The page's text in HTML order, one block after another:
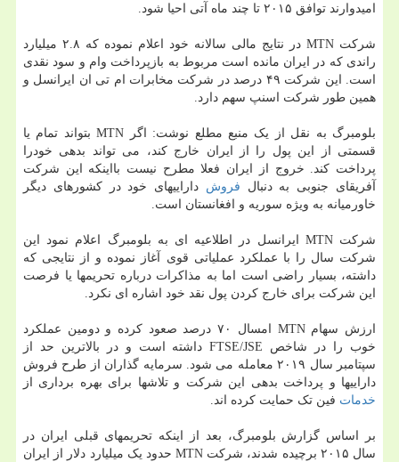
امیدوارند توافق ۲۰۱۵ تا چند ماه آتی احیا شود.
شرکت MTN در نتایج مالی سالانه خود اعلام نموده که ۲.۸ میلیارد
راندی که در ایران مانده است مربوط به بازپرداخت وام و سود نقدی
است. این شرکت ۴۹ درصد در شرکت مخابرات ام تی ان ایرانسل و
همین طور شرکت اسنپ سهم دارد.
بلومبرگ به نقل از یک منبع مطلع نوشت: اگر MTN بتواند تمام یا
قسمتی از این پول را از ایران خارج کند، می تواند بدهی خودرا
پرداخت کند. خروج از ایران فعلا مطرح نیست بااینکه این شرکت
آفریقای جنوبی به دنبال فروش داراییهای خود در کشورهای دیگر
خاورمیانه به ویژه سوریه و افغانستان است.
شرکت MTN ایرانسل در اطلاعیه ای به بلومبرگ اعلام نمود این
شرکت سال را با عملکرد عملیاتی قوی آغاز نموده و از نتایجی که
داشته، بسیار راضی است اما به مذاکرات درباره تحریمها یا فرصت
این شرکت برای خارج کردن پول نقد خود اشاره ای نکرد.
ارزش سهام MTN امسال ۷۰ درصد صعود کرده و دومین عملکرد
خوب را در شاخص FTSE/JSE داشته است و در بالاترین حد از
سپتامبر سال ۲۰۱۹ معامله می شود. سرمایه گذاران از طرح فروش
داراییها و پرداخت بدهی این شرکت و تلاشها برای بهره برداری از
خدمات فین تک حمایت کرده اند.
بر اساس گزارش بلومبرگ، بعد از اینکه تحریمهای قبلی ایران در
سال ۲۰۱۵ برچیده شدند، شرکت MTN حدود یک میلیارد دلار از ایران